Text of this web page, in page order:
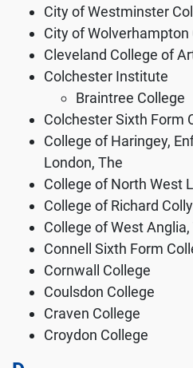
City of Westminster
City of Wolverhampton
Cleveland College of
Colchester Institute
Braintree College
Colchester Sixth Form
College of Haringey,
London, The
College of North West
College of Richard
College of West Anglia,
Connell Sixth Form
Cornwall College
Coulsdon College
Craven College
Croydon College